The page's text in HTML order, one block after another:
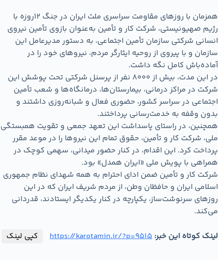
همزمان با روزهای مقاومت سراسری ملت ایران در جنگ ۱۲روزه با
رژیم صهیونیستی، شرکت کار و تأمین به‌عنوان بازوی تأمین نیروی
انسانی شرکتی سازمان تأمین اجتماعی، به دستور مدیرعامل این
سازمان و با پیروی از روحیه ایثارگر مردم، نیروهای خود را در
آماده‌باش کامل نگه داشت.
در این مدت، بیش از ۸۰۰۰ نفر از پرسنل شرکتی تحت پوشش این
شرکت در مراکز درمانی، بیمارستان‌ها، درمانگاه‌ها و شعب تأمین
اجتماعی در سراسر کشور، حضوری فعال و شبانه‌روزی داشتند و
بدون وقفه به خدمت‌رسانی پرداختند.
همچنین، در راستای پاسداشت این تعهد جمعی و تقویت همبستگی
ملی، شرکت کار و تأمین، حقوق تمام این نیروها را در موعد مقرر
پرداخت کرد. این اقدام، در کنار حضور میدانی، سهمی کوچک در
همراهی با پویش ملی «ایران همدل» بود.
شرکت کار و تأمین ضمن ادای احترام به همه شهدای نظام جمهوری
اسلامی ایران و حافظان وطن، از مردم شریف ایران که در این
روزهای سرنوشت‌ساز، یکپارچه در کنار یکدیگر ایستادند، قدردانی
می‌کند.
لینک کوتاه این خبر: https://karotamin.ir/?p=9515 کپی لینک